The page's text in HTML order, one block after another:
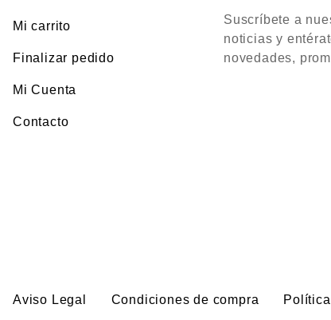
Mi carrito
Finalizar pedido
Mi Cuenta
Contacto
Suscríbete a
noticias y
novedades,
Aviso Legal Condiciones de compra